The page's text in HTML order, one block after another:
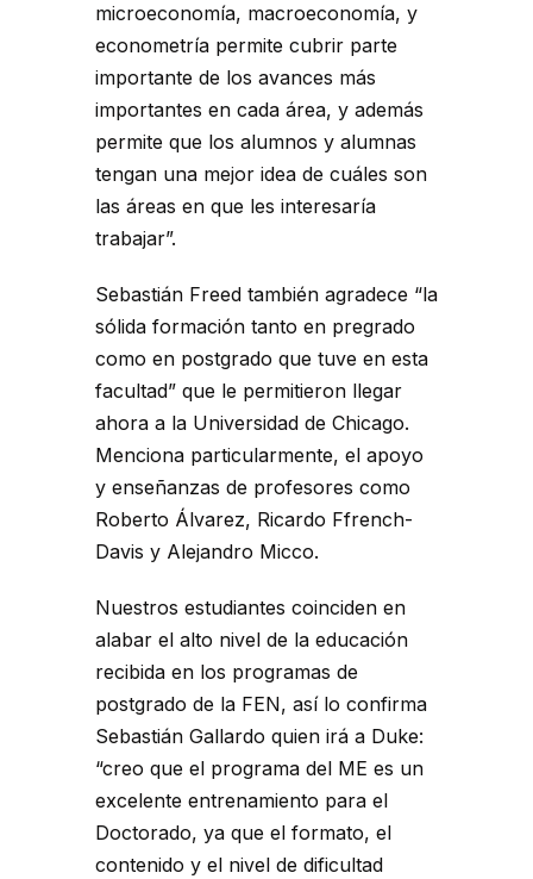
microeconomía, macroeconomía, y
econometría permite cubrir parte
importante de los avances más
importantes en cada área, y además
permite que los alumnos y alumnas
tengan una mejor idea de cuáles son
las áreas en que les interesaría
trabajar”.
Sebastián Freed también agradece “la
sólida formación tanto en pregrado
como en postgrado que tuve en esta
facultad” que le permitieron llegar
ahora a la Universidad de Chicago.
Menciona particularmente, el apoyo
y enseñanzas de profesores como
Roberto Álvarez, Ricardo Ffrench-
Davis y Alejandro Micco.
Nuestros estudiantes coinciden en
alabar el alto nivel de la educación
recibida en los programas de
postgrado de la FEN, así lo confirma
Sebastián Gallardo quien irá a Duke:
“creo que el programa del ME es un
excelente entrenamiento para el
Doctorado, ya que el formato, el
contenido y el nivel de dificultad